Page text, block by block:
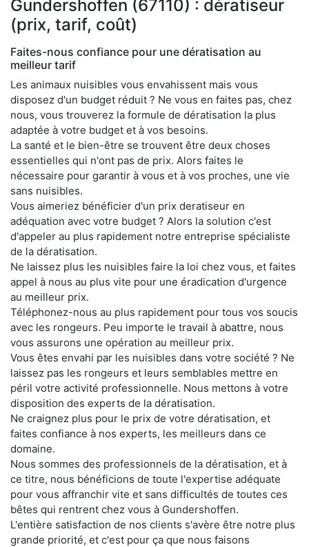
Gundershoffen (67110) : dératiseur
(prix, tarif, coût)
Faites-nous confiance pour une dératisation au
meilleur tarif
Les animaux nuisibles vous envahissent mais vous
disposez d'un budget réduit ? Ne vous en faites pas, chez
nous, vous trouverez la formule de dératisation la plus
adaptée à votre budget et à vos besoins.
La santé et le bien-être se trouvent être deux choses
essentielles qui n'ont pas de prix. Alors faites le
nécessaire pour garantir à vous et à vos proches, une vie
sans nuisibles.
Vous aimeriez bénéficier d'un prix deratiseur en
adéquation avec votre budget ? Alors la solution c'est
d'appeler au plus rapidement notre entreprise spécialiste
de la dératisation.
Ne laissez plus les nuisibles faire la loi chez vous, et faites
appel à nous au plus vite pour une éradication d'urgence
au meilleur prix.
Téléphonez-nous au plus rapidement pour tous vos soucis
avec les rongeurs. Peu importe le travail à abattre, nous
vous assurons une opération au meilleur prix.
Vous êtes envahi par les nuisibles dans votre société ? Ne
laissez pas les rongeurs et leurs semblables mettre en
péril votre activité professionnelle. Nous mettons à votre
disposition des experts de la dératisation.
Ne craignez plus pour le prix de votre dératisation, et
faites confiance à nos experts, les meilleurs dans ce
domaine.
Nous sommes des professionnels de la dératisation, et à
ce titre, nous bénéficions de toute l'expertise adéquate
pour vous affranchir vite et sans difficultés de toutes ces
bêtes qui rentrent chez vous à Gundershoffen.
L'entière satisfaction de nos clients s'avère être notre plus
grande priorité, et c'est pour ça que nous faisons